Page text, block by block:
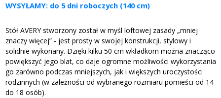
WYSYŁAMY: do 5 dni roboczych (140 cm)
Stół AVERY stworzony został w myśl loftowej zasady „mniej
znaczy więcej” - jest prosty w swojej konstrukcji, stylowy i
solidnie wykonany. Dzięki kilku 50 cm wkładkom można znacząco
powiększyć jego blat, co daje ogromne możliwości wykorzystania
go zarówno podczas mniejszych, jak i większych uroczystości
rodzinnych (w zależności od wybranego rozmiaru pomieści od 14
do 18 osób).